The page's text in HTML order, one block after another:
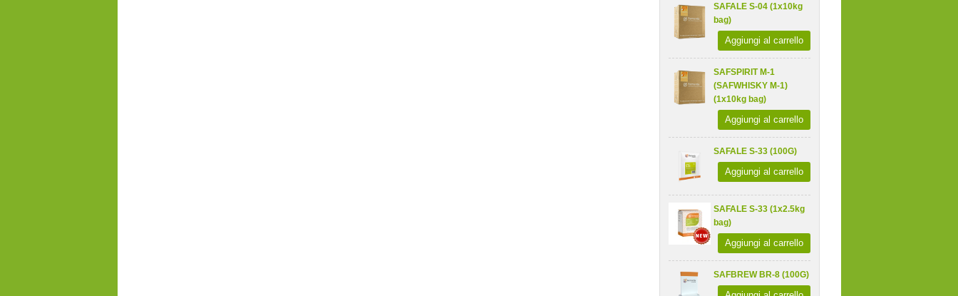
SAFALE S-04 (1x10kg
bag)
Aggiungi al carrello
SAFSPIRIT M-1
(SAFWHISKY M-1)
(1x10kg bag)
Aggiungi al carrello
SAFALE S-33 (100G)
Aggiungi al carrello
SAFALE S-33 (1x2.5kg
bag)
Aggiungi al carrello
SAFBREW BR-8 (100G)